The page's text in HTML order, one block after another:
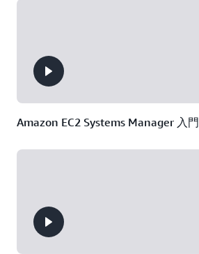
Amazon EC2 Systems Manager 入門